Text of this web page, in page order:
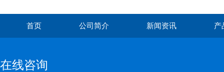
首页 公司简介 新闻资讯 产
在线咨询